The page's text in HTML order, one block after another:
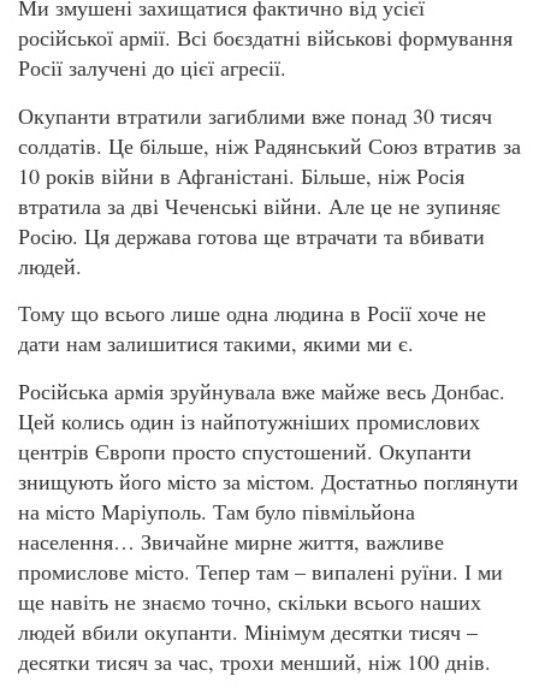
Ми змушені захищатися фактично від усієї
російської армії. Всі боєздатні військові формування
Росії залучені до цієї агресії.
Окупанти втратили загиблими вже понад 30 тисяч
солдатів. Це більше, ніж Радянський Союз втратив за
10 років війни в Афганістані. Більше, ніж Росія
втратила за дві Чеченські війни. Але це не зупиняє
Росію. Ця держава готова ще втрачати та вбивати
людей.
Тому що всього лише одна людина в Росії хоче не
дати нам залишитися такими, якими ми є.
Російська армія зруйнувала вже майже весь Донбас.
Цей колись один із найпотужніших промислових
центрів Європи просто спустошений. Окупанти
знищують його місто за містом. Достатньо поглянути
на місто Маріуполь. Там було півмільйона
населення… Звичайне мирне життя, важливе
промислове місто. Тепер там – випалені руїни. І ми
ще навіть не знаємо точно, скільки всього наших
людей вбили окупанти. Мінімум десятки тисяч –
десятки тисяч за час, трохи менший, ніж 100 днів.